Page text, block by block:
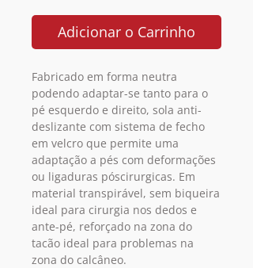
Adicionar o Carrinho
Fabricado em forma neutra
podendo adaptar-se tanto para o
pé esquerdo e direito, sola anti-
deslizante com sistema de fecho
em velcro que permite uma
adaptação a pés com deformações
ou ligaduras póscirurgicas. Em
material transpirável, sem biqueira
ideal para cirurgia nos dedos e
ante-pé, reforçado na zona do
tacão ideal para problemas na
zona do calcâneo.